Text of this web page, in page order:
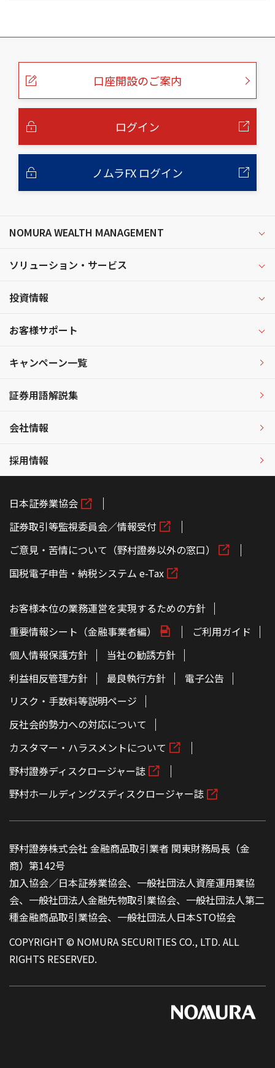
こ
口座開設のご案内
ログイン
ノムラFX ログイン
NOMURA WEALTH MANAGEMENT
ソリューション・サービス
投資情報
お客様サポート
キャンペーン一覧
証券用語解説集
会社情報
採用情報
日本証券業協会
証券取引等監視委員会／情報受付
ご意見・苦情について（野村證券以外の窓口）
国税電子申告・納税システム e-Tax
お客様本位の業務運営を実現するための方針
重要情報シート（金融事業者編）
ご利用ガイド
個人情報保護方針
当社の勧誘方針
利益相反管理方針
最良執行方針
電子公告
リスク・手数料等説明ページ
反社会的勢力への対応について
カスタマー・ハラスメントについて
野村證券ディスクロージャー誌
野村ホールディングスディスクロージャー誌
野村證券株式会社 金融商品取引業者 関東財務局長（金
商）第142号
加入協会／日本証券業協会、一般社団法人資産運用業協
会、一般社団法人金融先物取引業協会、一般社団法人第二
種金融商品取引業協会、一般社団法人日本STO協会
COPYRIGHT © NOMURA SECURITIES CO., LTD. ALL
RIGHTS RESERVED.